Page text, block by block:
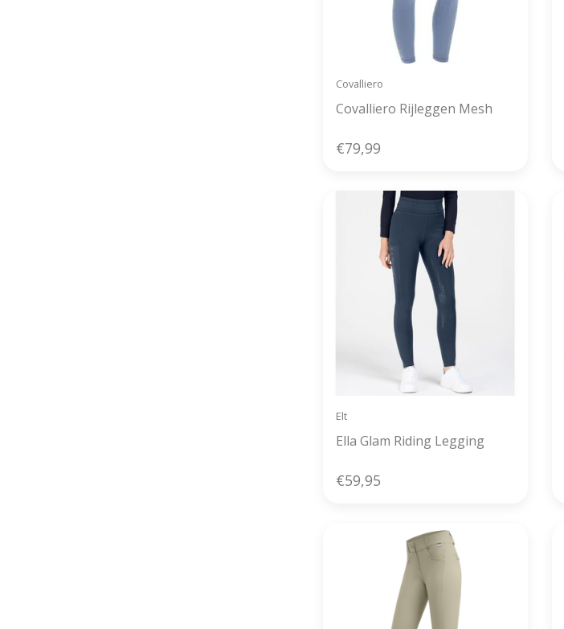
Covalliero
Covalliero Rijleggen Mesh
€79,99
Elt
Ella Glam Riding Legging
€59,95